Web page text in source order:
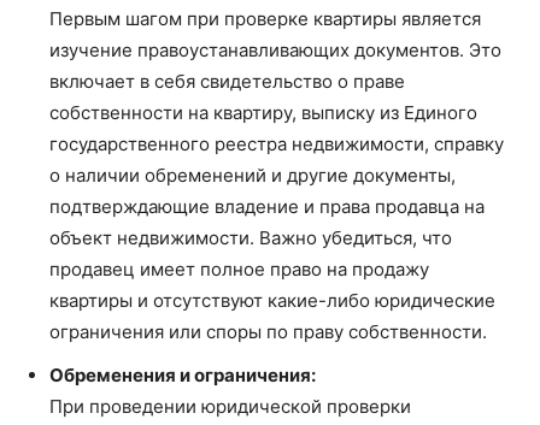
Первым шагом при проверке квартиры является
изучение правоустанавливающих документов. Это
включает в себя свидетельство о праве
собственности на квартиру, выписку из Единого
государственного реестра недвижимости, справку
о наличии обременений и другие документы,
подтверждающие владение и права продавца на
объект недвижимости. Важно убедиться, что
продавец имеет полное право на продажу
квартиры и отсутствуют какие-либо юридические
ограничения или споры по праву собственности.
Обременения и ограничения:
При проведении юридической проверки